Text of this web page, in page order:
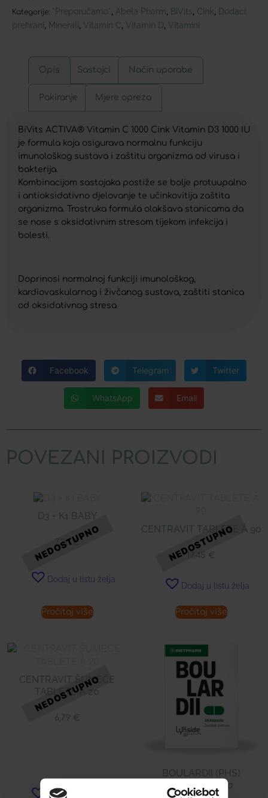
Kategorije: *Preporučamo* Abela Pharm BiVits Cink Dodaci
prehrani Minerali Vitamin C Vitamin D Vitamini
Opis Sastojci Način uporabe
Pakiranje Mjere opreza
BiVits ACTIVA® Vitamin C 1000 Cink Vitamin D3 1000 IU
je formula koja osigurava normalnu funkciju
imunološkog sustava i zaštitu organizma od virusa i
bakterija.
Kombinacijom sastojaka postiže se bolje protuupalno
i antioksidativno djelovanje te učinkovitija zaštita
organizma. Trostruka formula olakšava stanicama da
se nose s oksidativnim stresom tijekom infekcija i
bolesti.
Doprinosi normalnoj funkciji imunološkog,
kardiovaskularnog i živčanog sustava, zaštiti stanica
od oksidativnog stresa
Facebook Telegram Twitter
WhatsApp Email
POVEZANI PROIZVODI
D3 + K1 BABY
7,26€
Dodaj u listu želja
Pročitaj više
CENTRAVIT TABLETE Á 90
17,45 €
Dodaj u listu želja
Pročitaj više
CENTRAVIT ŠUMEĆE
TABLETE Á 20
6,79 €
Dodaj u listu želja
BOULARDII (PHS)
KAPSULE Á 10